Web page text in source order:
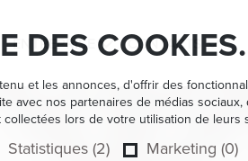
DES COOKIES.
et les annonces, d'offrir des
avec nos partenaires de médias
lors de votre utilisation de leurs
Statistiques (2) Marketing (0)
ENTREPRISE CONTACTS